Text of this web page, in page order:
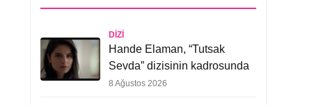
DIZI
Hande Elaman, “Tutsak
Sevda” dizisinin kadrosunda
8 Ağustos 2026